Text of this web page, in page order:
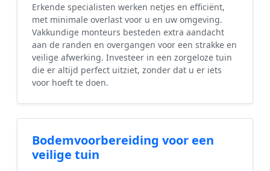
Erkende specialisten werken netjes en efficiënt,
met minimale overlast voor u en uw omgeving.
Vakkundige monteurs besteden extra aandacht
aan de randen en overgangen voor een strakke en
veilige afwerking. Investeer in een zorgeloze tuin
die er altijd perfect uitziet, zonder dat u er iets
voor hoeft te doen.
Bodemvoorbereiding voor een
veilige tuin